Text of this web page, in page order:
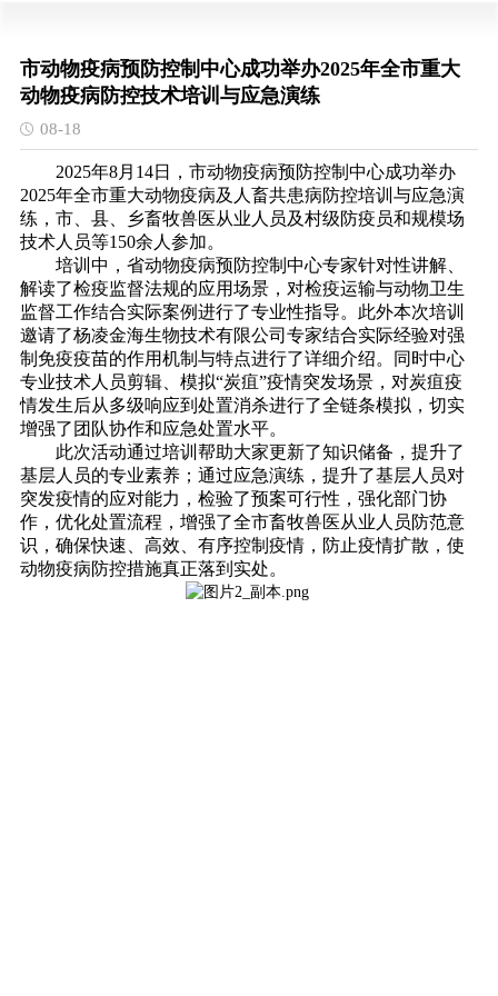
市动物疫病预防控制中心成功举办2025年全市重大
动物疫病防控技术培训与应急演练
08-18
2025年8月14日，市动物疫病预防控制中心成功举办
2025年全市重大动物疫病及人畜共患病防控培训与应急演
练，市、县、乡畜牧兽医从业人员及村级防疫员和规模场
技术人员等150余人参加。
培训中，省动物疫病预防控制中心专家针对性讲解、
解读了检疫监督法规的应用场景，对检疫运输与动物卫生
监督工作结合实际案例进行了专业性指导。此外本次培训
邀请了杨凌金海生物技术有限公司专家结合实际经验对强
制免疫疫苗的作用机制与特点进行了详细介绍。同时中心
专业技术人员剪辑、模拟“炭疽”疫情突发场景，对炭疽疫
情发生后从多级响应到处置消杀进行了全链条模拟，切实
增强了团队协作和应急处置水平。
此次活动通过培训帮助大家更新了知识储备，提升了
基层人员的专业素养；通过应急演练，提升了基层人员对
突发疫情的应对能力，检验了预案可行性，强化部门协
作，优化处置流程，增强了全市畜牧兽医从业人员防范意
识，确保快速、高效、有序控制疫情，防止疫情扩散，使
动物疫病防控措施真正落到实处。